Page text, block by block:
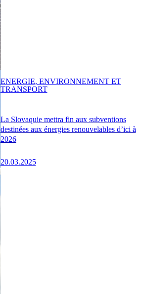
La Slovaquie mettra fin aux subventions
destinées aux énergies renouvelables d’ici à
2026
20.03.2025
ENERGIE, ENVIRONNEMENT ET
TRANSPORT